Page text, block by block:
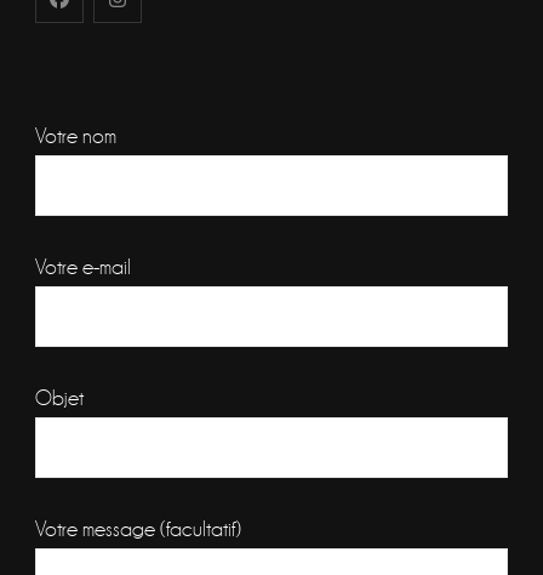
Votre nom
Votre e-mail
Objet
Votre message (facultatif)